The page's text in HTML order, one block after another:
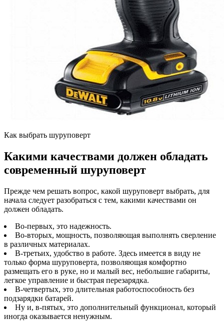
Как выбрать шуруповерт
Какими качествами должен обладать
современный шуруповерт
Прежде чем решать вопрос, какой шуруповерт выбрать, для
начала следует разобраться с тем, какими качествами он
должен обладать.
Во-первых, это надежность.
Во-вторых, мощность, позволяющая выполнять сверление
в различных материалах.
В-третьих, удобство в работе. Здесь имеется в виду не
только форма шуруповерта, позволяющая комфортно
размещать его в руке, но и малый вес, небольшие габариты,
легкое управление и быстрая перезарядка.
В-четвертых, это длительная работоспособность без
подзарядки батарей.
Ну и, в-пятых, это дополнительный функционал, который
иногда оказывается ненужным.